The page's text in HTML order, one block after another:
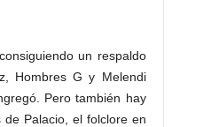
un respaldo
Hombres G y Melendi
Pero también hay
Palacio, el folclore en